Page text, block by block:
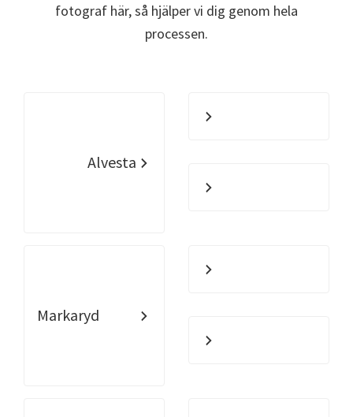
fotograf här, så hjälper vi dig genom hela
processen.
Alvesta
Markaryd